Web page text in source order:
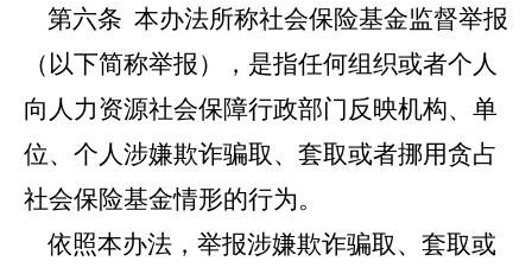
第六条 本办法所称社会保险基金监督举报
（以下简称举报），是指任何组织或者个人
向人力资源社会保障行政部门反映机构、单
位、个人涉嫌欺诈骗取、套取或者挪用贪占
社会保险基金情形的行为。
依照本办法，举报涉嫌欺诈骗取、套取或